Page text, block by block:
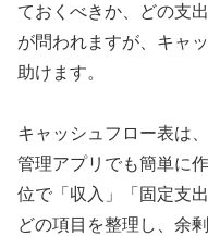
ておくべきか、どの支
が問われますが、キャ
助けます。
キャッシュフロー表は
管理アプリでも簡単に
位で「収入」「固定支
どの項目を整理し、余